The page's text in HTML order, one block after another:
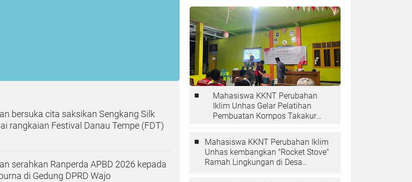
bersuka cita saksikan Sengkang Silk
rangkaian Festival Danau Tempe (FDT)
serahkan Ranperda APBD 2026 kepada
di Gedung DPRD Wajo
Mahasiswa KKNT Perubahan
Iklim Unhas Gelar Pelatihan
Pembuatan Kompos Takakura
Mahasiswa KKNT Perubahan Iklim
Unhas kembangkan "Rocket Stove"
Ramah Lingkungan di Desa